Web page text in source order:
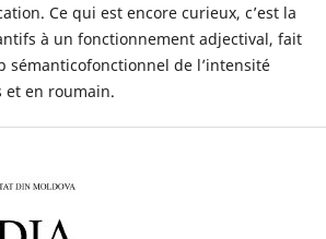
Ce qui est encore curieux, c’est la
à un fonctionnement adjectival, fait
sémanticofonctionnel de l’intensité
et en roumain.